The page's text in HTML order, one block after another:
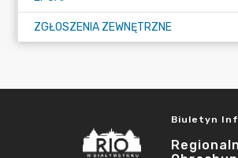
ZGŁOSZENIA ZEWNĘTRZNE
Biuletyn